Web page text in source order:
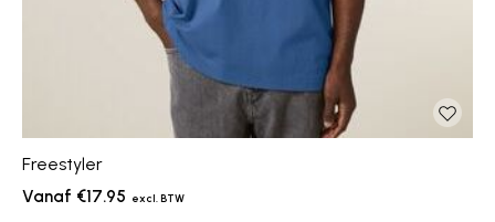
Freestyler
€17.95